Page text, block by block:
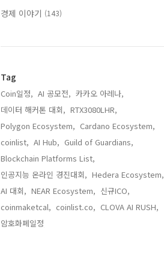
경제 이야기 (143)
Tag
Coin일정, AI 공모전, 카카오 아레나,
데이터 해커톤 대회, RTX3080LHR,
Polygon Ecosystem, Cardano Ecosystem,
coinlist, AI Hub, Guild of Guardians,
Blockchain Platforms List,
인공지능 온라인 경진대회, Hedera Ecosystem,
AI 대회, NEAR Ecosystem, 신규ICO,
coinmaketcal, coinlist.co, CLOVA AI RUSH,
암호화폐일정,